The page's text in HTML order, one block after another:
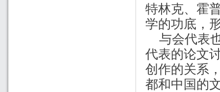
特林克、霍
学的功底，
与会代表
代表的论文
创作的关系
都和中国的